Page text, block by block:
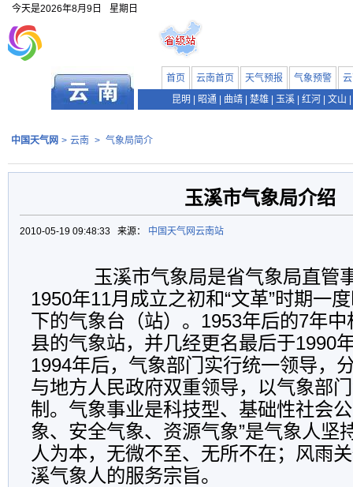
今天是2026年8月9日 星期日
首页 云南首页 天气预报 气象预警
昆明
昭通 曲靖 楚雄 玉溪 红河 文山
中国天气网 > 云南 > 气象局简介
玉溪市气象局介绍
2010-05-19 09:48:33 来源： 中国天气网云南站
玉溪市气象局是省气象局直管
1950年11月成立之初和“文革”时期一
下的气象台（站）。1953年后的7年
县的气象站，并几经更名最后于1990
1994年后，气象部门实行统一领导，
与地方人民政府双重领导，以气象部
制。气象事业是科技型、基础性社会
象、安全气象、资源气象”是气象人坚
人为本，无微不至、无所不在；风雨
溪气象人的服务宗旨。